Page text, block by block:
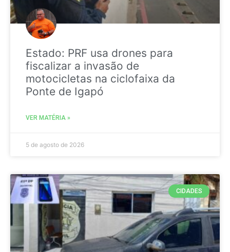
Estado: PRF usa drones para
fiscalizar a invasão de
motocicletas na ciclofaixa da
Ponte de Igapó
VER MATÉRIA »
5 de agosto de 2026
CIDADES